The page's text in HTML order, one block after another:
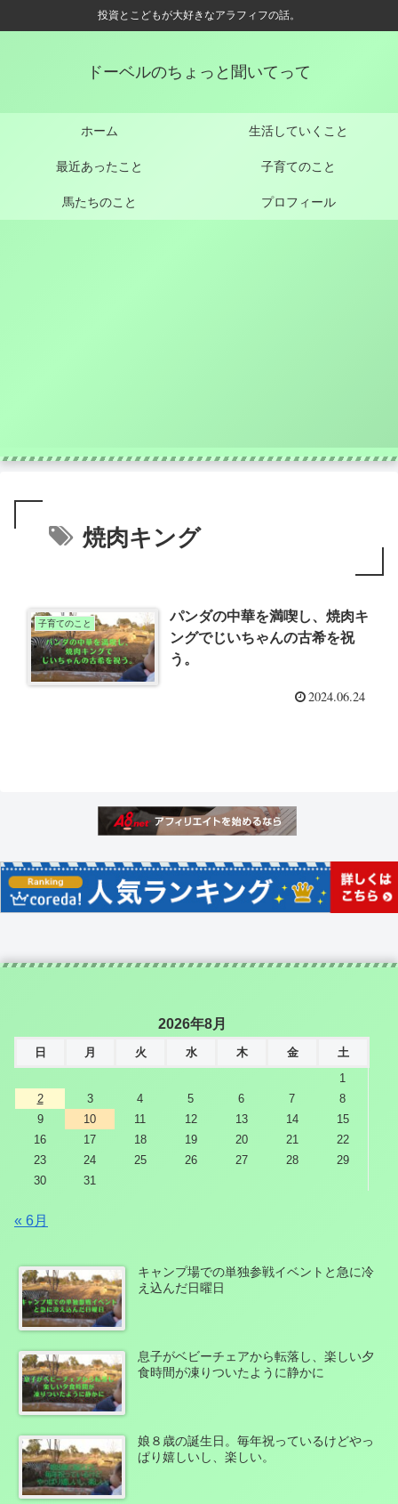
投資とこどもが大好きなアラフィフの話。
ドーベルのちょっと聞いてって
ホーム 生活していくこと
最近あったこと 子育てのこと
馬たちのこと プロフィール
焼肉キング
子育てのこと
パンダの中華を満喫し、焼肉キ
ングでじいちゃんの古希を祝
う。
2024.06.24
2026年8月
日 月 火 水 木 金
土
1
2
3 4 5 6 7
8
9
10 11 12 13 14
15
16
17 18 19 20 21
22
23
24 25 26 27 28
29
30
31
« 6月
キャンプ場での単独参戦イベントと急に冷
え込んだ日曜日
息子がベビーチェアから転落し、楽しい夕
食時間が凍りついたように静かに
娘８歳の誕生日。毎年祝っているけどやっ
ぱり嬉しいし、楽しい。